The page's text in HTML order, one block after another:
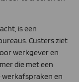
is een
Custers ziet
werkgever en
die met een
werkafspraken en